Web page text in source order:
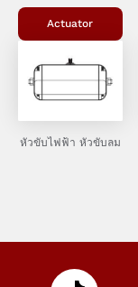
Actuator
หัวขับไฟฟ้า หัวขับลม